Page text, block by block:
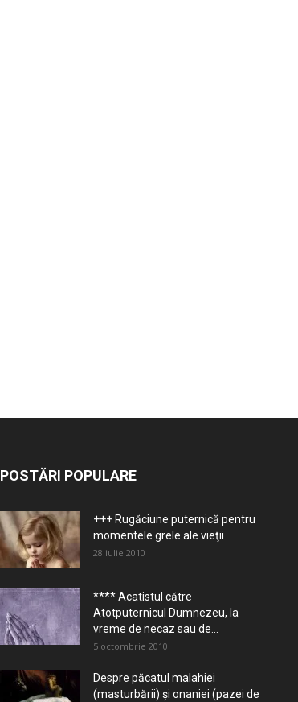
POSTĂRI POPULARE
+++ Rugăciune puternică pentru
momentele grele ale vieţii
28 iulie 2010
**** Acatistul către
Atotputernicul Dumnezeu, la
vreme de necaz sau de...
5 octombrie 2010
Despre păcatul malahiei
(masturbării) şi onaniei (pazei de